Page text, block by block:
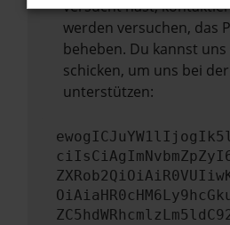
versucht hast,
werden versuchen, das
beheben. Du kannst uns
schicken, um uns bei
unterstützen: